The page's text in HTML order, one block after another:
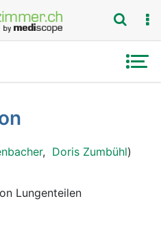
, Doris Zumbühl)
Lungenteilen